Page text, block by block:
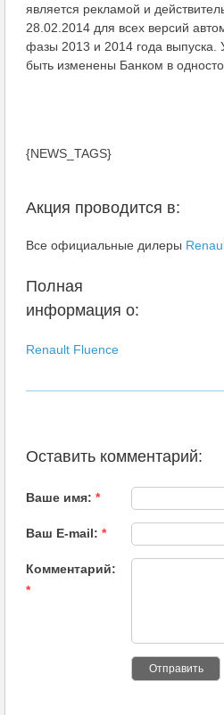
является рекламой и
28.02.2014 для всех версий
фазы 2013 и 2014 года выпуска.
быть изменены Банком в
{NEWS_TAGS}
Акция проводится в:
Все официальные дилеры
Полная
информация о:
Renault Fluence
Оставить комментарий:
Ваше имя: *
Ваш E-mail: *
Комментарий:
*
Отправить